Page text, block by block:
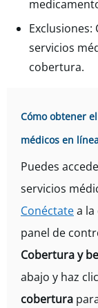
servicios
cobertura.
Cómo obtener
médicos en
Puedes
servicios
Conéctatea la
panel de
Cobertura y
abajo y haz
cobertura